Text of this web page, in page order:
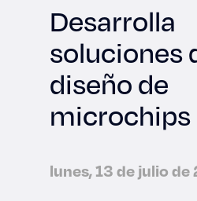
Desarrolla
soluciones
diseño de
microchips
tecnológica
lunes, 13 de julio